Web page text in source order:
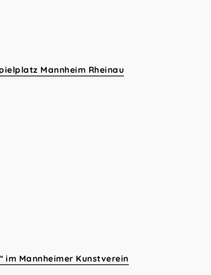
Mannheim Rheinau
im Mannheimer Kunstverein